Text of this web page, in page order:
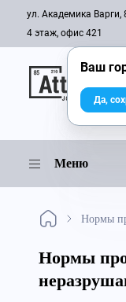
ул. Академика Варги,
4 этаж, офис 421
Меню
Нормы
Нормы
Ваш
Да,